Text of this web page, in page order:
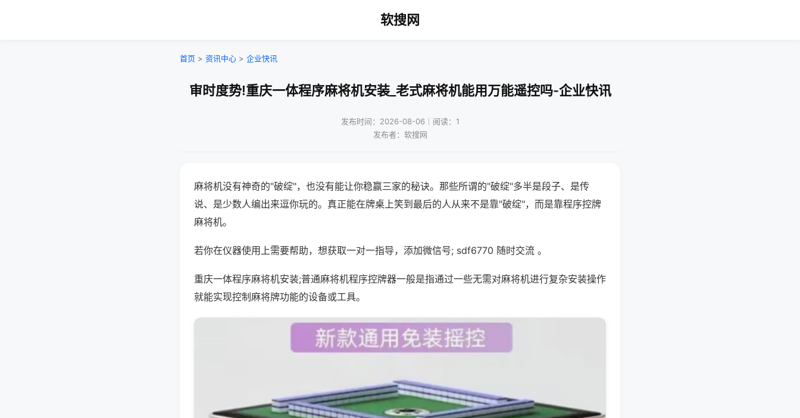
软搜网
首页 > 资讯中心 > 企业快讯
审时度势!重庆一体程序麻将机安装_老式麻将机能用万能遥控吗-企业快讯
发布时间：2026-08-06｜阅读：1
发布者：软搜网
麻将机没有神奇的"破绽"，也没有能让你稳赢三家的秘诀。那些所谓的"破绽"多半是段子、是传
说、是少数人编出来逗你玩的。真正能在牌桌上笑到最后的人从来不是靠"破绽"，而是靠程序控牌
麻将机。
若你在仪器使用上需要帮助，想获取一对一指导，添加微信号; sdf6770 随时交流 。
重庆一体程序麻将机安装;普通麻将机程序控牌器一般是指通过一些无需对麻将机进行复杂安装操作
就能实现控制麻将牌功能的设备或工具。